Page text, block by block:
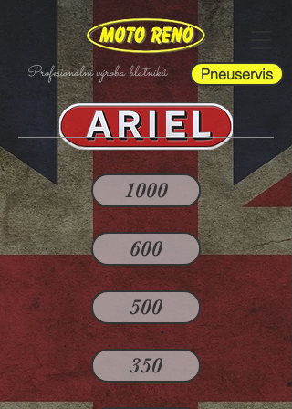
Profesionální výroba blatníků Pneuservis
1000
600
500
350